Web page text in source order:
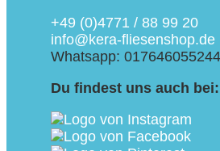
+49 (0)4771 / 88 99 20
info@kera-fliesenshop.de
Whatsapp: 017646055244
Du findest uns auch bei: